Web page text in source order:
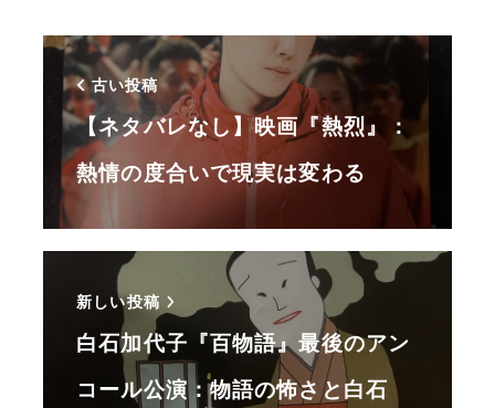
古い投稿
【ネタバレなし】映画『熱烈』：
熱情の度合いで現実は変わる
新しい投稿
白石加代子『百物語』最後のアン
コール公演：物語の怖さと白石